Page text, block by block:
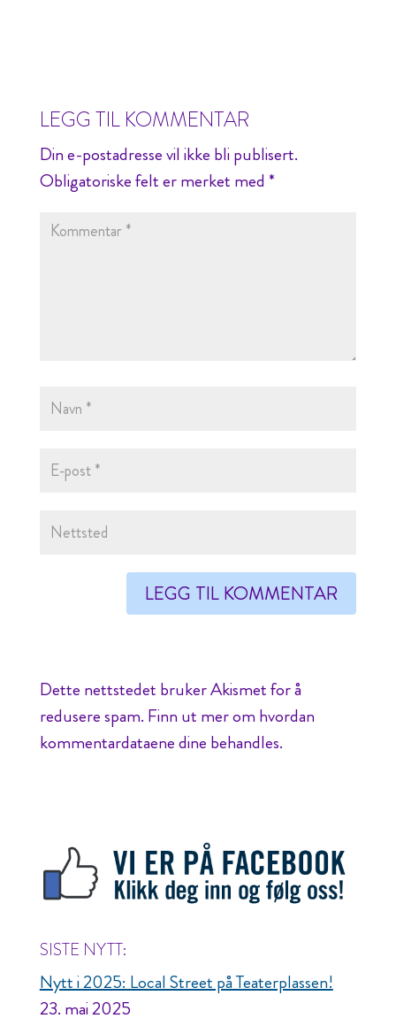
LEGG TIL KOMMENTAR
Din e-postadresse vil ikke bli publisert.
Obligatoriske felt er merket med*
Dette nettstedet bruker Akismet for å
redusere spam. Finn ut mer om hvordan
kommentardataene dine behandles.
SISTE NYTT:
Nytt i 2025: Local Street på Teaterplassen!
23. mai 2025